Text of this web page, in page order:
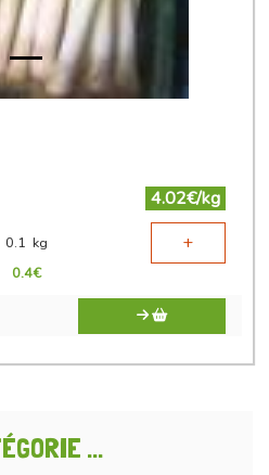
4.02€/kg
0.1 kg +
0.4€
...